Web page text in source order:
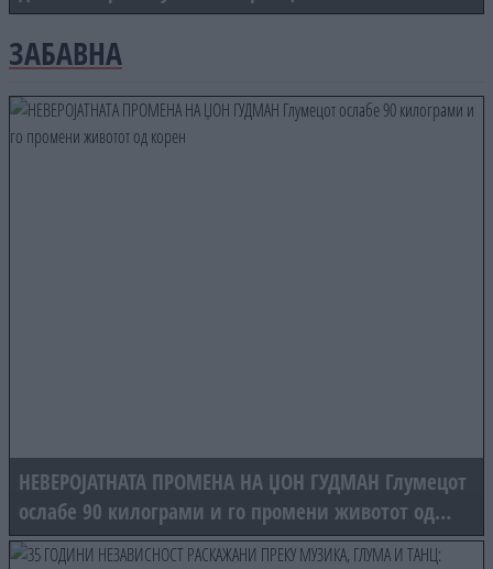
ЗАБАВНА
НЕВЕРОЈАТНАТА ПРОМЕНА НА ЏОН ГУДМАН Глумецот
ослабе 90 килограми и го промени животот од
корен